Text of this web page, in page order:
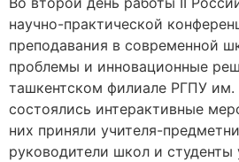
научно-практической
преподавания в современной
проблемы и инновационные
ташкентском филиале РГПУ им.
состоялись интерактивные
них приняли учителя-
руководители школ и студенты